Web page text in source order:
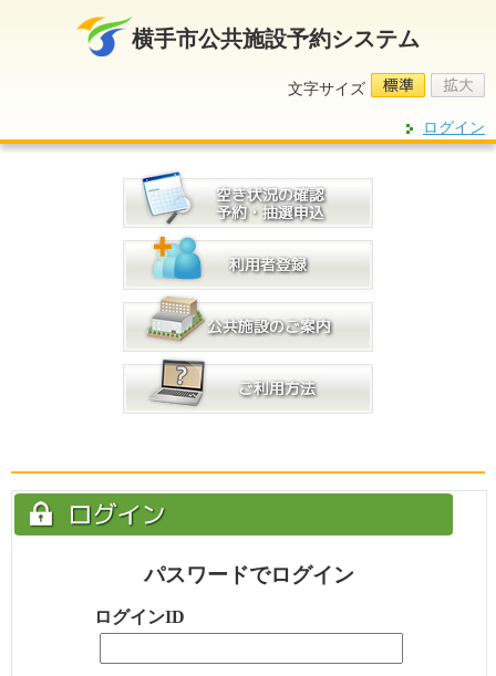
横手市公共施設予約システム
ログイン
パスワードでログイン
ログインID